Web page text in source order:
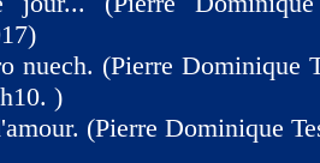
nuech. (Pierre Dominique
)
(Pierre Dominique